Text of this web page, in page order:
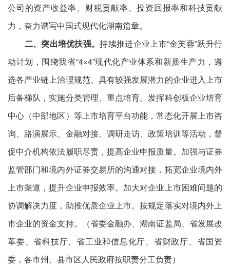
公司的资产收益率、财税贡献率、投资回报率和科技贡献
力，奋力谱写中国式现代化湖南篇章。
二、突出培优扶强。持续推进企业上市“金芙蓉”跃升行
动计划，围绕我省“4×4”现代化产业体系和新质生产力，遴
选各产业链上治理规范、具有较强发展潜力的企业进入上市
后备梯队，实施分类管理、重点培育。发挥科创板企业培育
中心（中部地区）等上市培育平台功能，常态化开展上市咨
询、路演展示、金融对接、调研走访、政策培训等活动，督
促中介机构依法履职尽责，提高企业申报质量。加强与证券
监管部门和境内外证券交易所的沟通对接，拓宽企业境内外
上市渠道，提升企业申报效率。加大对企业上市困难问题的
协调解决力度，助推优质企业上市。按规定落实对境内外上
市企业的资金支持。（省委金融办、湖南证监局、省发展改
革委、省科技厅、省工业和信息化厅、省财政厅、省国资
委，各市州、县市区人民政府按职责分工负责）